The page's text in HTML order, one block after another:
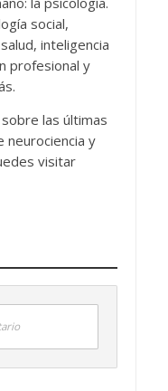
social,
inteligencia
profesional y
las últimas
neurociencia y
visitar